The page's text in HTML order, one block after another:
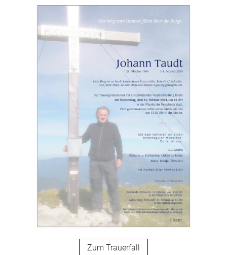
Zum Trauerfall